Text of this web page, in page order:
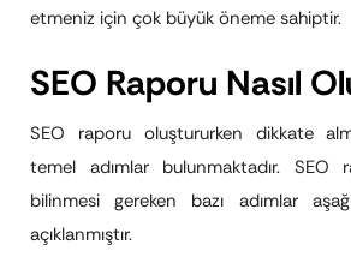
etmeniz için çok büyük öneme sahiptir.
SEO Raporu Nasıl
SEO raporu oluştururken dikkate
temel adımlar bulunmaktadır. SEO
bilinmesi gereken bazı adımlar
açıklanmıştır.